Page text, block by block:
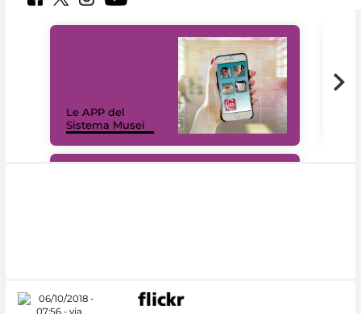
Le APP del
Sistema Musei